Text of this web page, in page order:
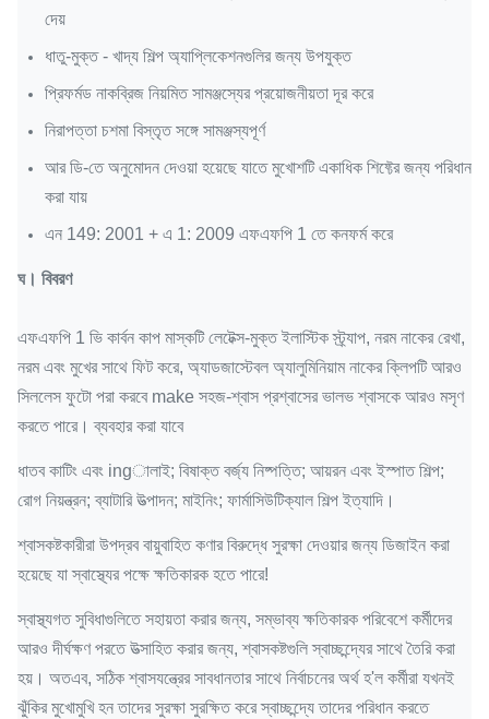
দেয়
ধাতু-মুক্ত - খাদ্য শিল্প অ্যাপ্লিকেশনগুলির জন্য উপযুক্ত
প্রিফর্মড নাকব্রিজ নিয়মিত সামঞ্জস্যের প্রয়োজনীয়তা দূর করে
নিরাপত্তা চশমা বিস্তৃত সঙ্গে সামঞ্জস্যপূর্ণ
আর ডি-তে অনুমোদন দেওয়া হয়েছে যাতে মুখোশটি একাধিক শিফ্টের জন্য পরিধান
করা যায়
এন 149: 2001 + এ 1: 2009 এফএফপি 1 তে কনফর্ম করে
ঘ। বিবরণ
এফএফপি 1 ভি কার্বন কাপ মাস্কটি লেটেক্স-মুক্ত ইলাস্টিক স্ট্র্যাপ, নরম নাকের রেখা,
নরম এবং মুখের সাথে ফিট করে, অ্যাডজাস্টেবল অ্যালুমিনিয়াম নাকের ক্লিপটি আরও
সিললেস ফুটো পরা করবে make সহজ-শ্বাস প্রশ্বাসের ভালভ শ্বাসকে আরও মসৃণ
করতে পারে। ব্যবহার করা যাবে
ধাতব কাটিং এবং ingালাই; বিষাক্ত বর্জ্য নিষ্পত্তি; আয়রন এবং ইস্পাত শিল্প;
রোগ নিয়ন্ত্রন; ব্যাটারি উত্পাদন; মাইনিং; ফার্মাসিউটিক্যাল শিল্প ইত্যাদি।
শ্বাসকষ্টকারীরা উপদ্রব বায়ুবাহিত কণার বিরুদ্ধে সুরক্ষা দেওয়ার জন্য ডিজাইন করা
হয়েছে যা স্বাস্থ্যের পক্ষে ক্ষতিকারক হতে পারে!
স্বাস্থ্যগত সুবিধাগুলিতে সহায়তা করার জন্য, সম্ভাব্য ক্ষতিকারক পরিবেশে কর্মীদের
আরও দীর্ঘক্ষণ পরতে উত্সাহিত করার জন্য, শ্বাসকষ্টগুলি স্বাচ্ছন্দ্যের সাথে তৈরি করা
হয়। অতএব, সঠিক শ্বাসযন্ত্রের সাবধানতার সাথে নির্বাচনের অর্থ হ'ল কর্মীরা যখনই
ঝুঁকির মুখোমুখি হন তাদের সুরক্ষা সুরক্ষিত করে স্বাচ্ছন্দ্যে তাদের পরিধান করতে